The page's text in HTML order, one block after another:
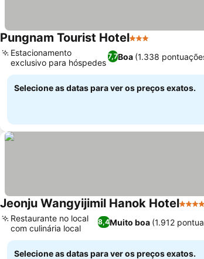
Pungnam Tourist Hotel3 Estrelas
7,7Boa (1.338
Estacionamento
exclusivo para hóspedes
Selecione as datas para ver os preços exatos.
Jeonju Wangyijimil Hanok Hotel4
8,4Muito boa (1.912
Restaurante no local
com culinária local
Selecione as datas para ver os preços exatos.